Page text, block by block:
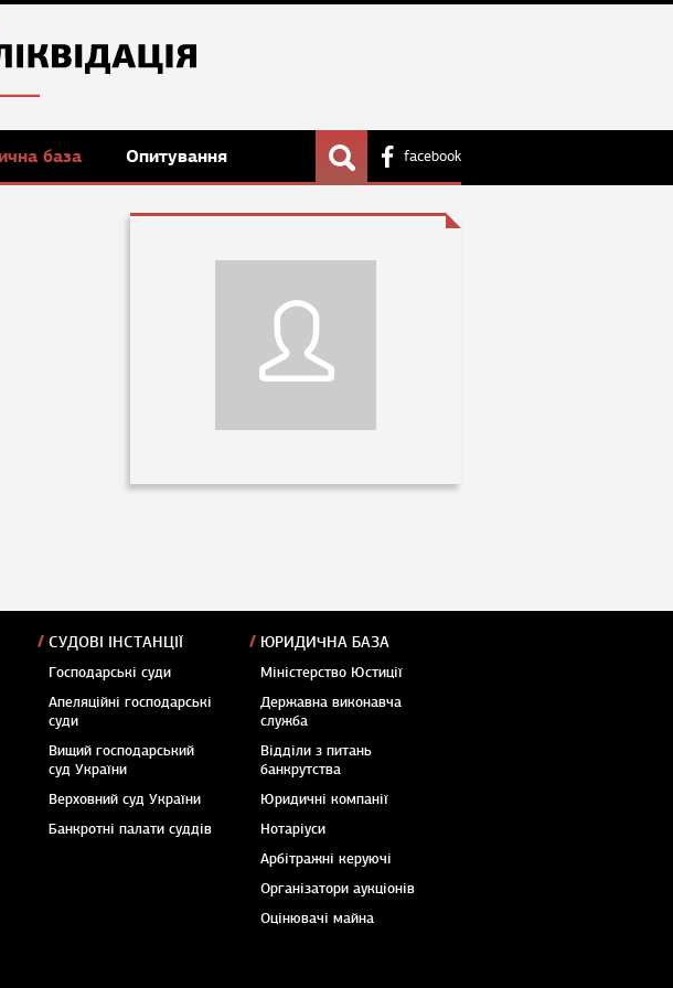
база Опитування facebook
СУДОВІ ІНСТАНЦІЇ
Господарські суди
Апеляційні господарські
суди
Вищий господарський
суд України
Верховний суд України
Банкротні палати суддів
ЮРИДИЧНА БАЗА
Міністерство Юстиції
Державна виконавча
служба
Відділи з питань
банкрутства
Юридичні компанії
Нотаріуси
Арбітражні керуючі
Організатори аукціонів
Оцінювачі майна